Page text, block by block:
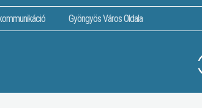
Gyöngyös Város Oldala